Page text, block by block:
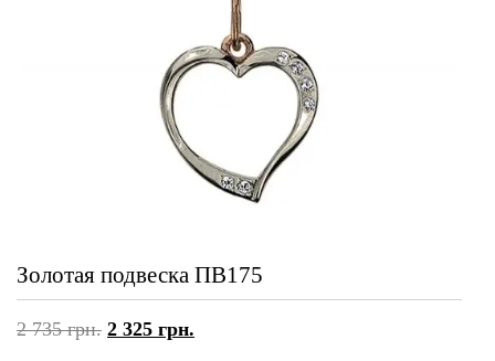
Золотая подвеска ПВ175
2 735грн. 2 325 грн.